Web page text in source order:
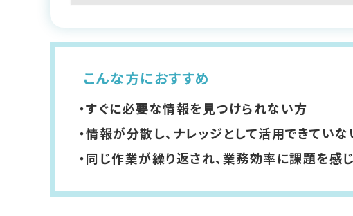
こんな方におすすめ
すぐに必要な情報を見つけられない方
情報が分散し、ナレッジとして活用できていな
同じ作業が繰り返され、業務効率に課題を感